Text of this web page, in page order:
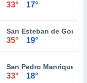
33° 17°
San Esteban de Gormaz
35° 19°
San Pedro Manrique
33° 18°